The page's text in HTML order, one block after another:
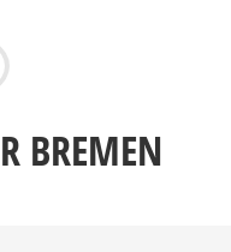
BREMEN